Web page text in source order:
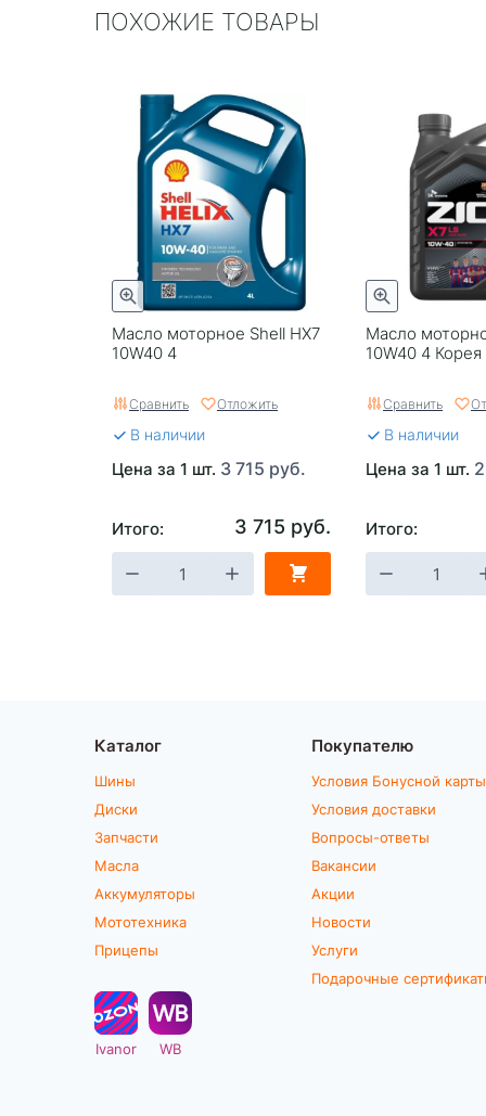
ПОХОЖИЕ ТОВАРЫ
Масло моторное Shell HX7
10W40 4
Сравнить Отложить
В наличии
Цена за 1 шт. 3 715 руб.
Итого: 3 715 руб.
Масло
10W40 4 Корея
Сравнить
В наличии
Цена за 1 шт.
Итого:
Каталог
Шины
Диски
Запчасти
Масла
Аккумуляторы
Мототехника
Прицепы
Ivanor WB
Покупателю
Условия Бонусной карты
Условия доставки
Вопросы-ответы
Вакансии
Акции
Новости
Услуги
Подарочные